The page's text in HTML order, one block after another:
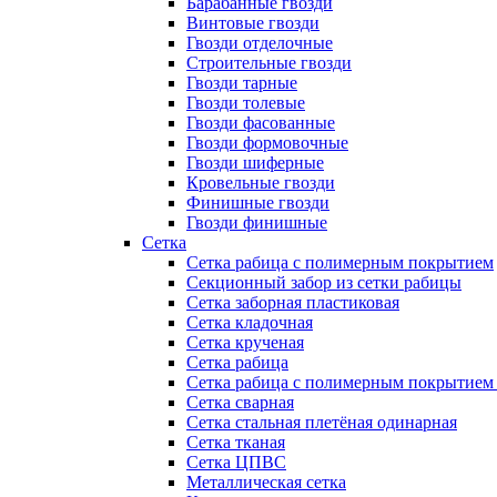
Винтовые гвозди
Гвозди отделочные
Строительные гвозди
Гвозди тарные
Гвозди толевые
Гвозди фасованные
Гвозди формовочные
Гвозди шиферные
Кровельные гвозди
Финишные гвозди
Гвозди финишные
Сетка
Сетка рабица с полимерным покрытием
Секционный забор из сетки рабицы
Сетка заборная пластиковая
Сетка кладочная
Сетка крученая
Сетка рабица
Сетка рабица с полимерным покрытием
Сетка сварная
Сетка стальная плетёная одинарная
Сетка тканая
Сетка ЦПВС
Металлическая сетка